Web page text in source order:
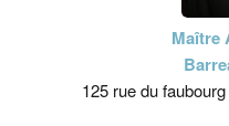
Maître
125 rue du